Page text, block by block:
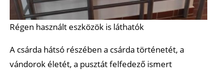
Régen használt eszközök is láthatók
A csárda hátsó részében a csárda történetét, a
vándorok életét, a pusztát felfedező ismert